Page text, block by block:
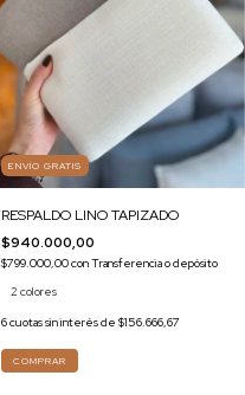
ENVÍO GRATIS
RESPALDO LINO TAPIZADO
$940.000,00
$799.000,00conTransferencia o depósito
2 colores
6cuotas sin interés de $156.666,67
COMPRAR